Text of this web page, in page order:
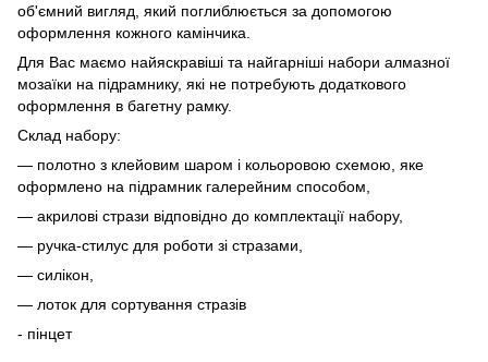
об'ємний вигляд, який поглиблюється за допомогою
оформлення кожного камінчика.
Для Вас маємо найяскравіші та найгарніші набори алмазної
мозаїки на підрамнику, які не потребують додаткового
оформлення в багетну рамку.
Склад набору:
— полотно з клейовим шаром і кольоровою схемою, яке
оформлено на підрамник галерейним способом,
— акрилові стрази відповідно до комплектації набору,
— ручка-стилус для роботи зі стразами,
— силікон,
— лоток для сортування стразів
- пінцет